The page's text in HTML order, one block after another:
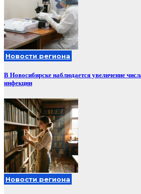
Новости региона
В Новосибирске наблюдается увеличение
инфекции
Новости региона